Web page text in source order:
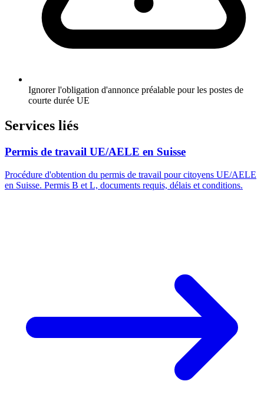
Ignorer l'obligation d'annonce préalable pour les postes de
courte durée UE
Services liés
Permis de travail UE/AELE en Suisse
Procédure d'obtention du permis de travail pour citoyens UE/AELE
en Suisse. Permis B et L, documents requis, délais et conditions.